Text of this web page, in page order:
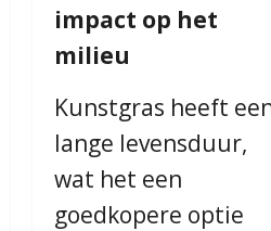
impact op het
milieu
Kunstgras heeft
lange levensduur,
wat het een
goedkopere optie